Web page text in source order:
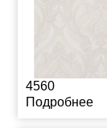
4560
Подробнее